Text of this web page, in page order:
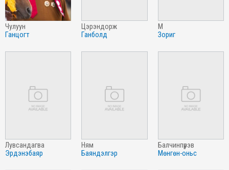
чулуун
ганцогт
цэрэндорж
ганболд
м
зориг
лувсандагва
эрдэнэбаяр
ням
баяндэлгэр
балчинпүрэв
мөнгөн-оньс